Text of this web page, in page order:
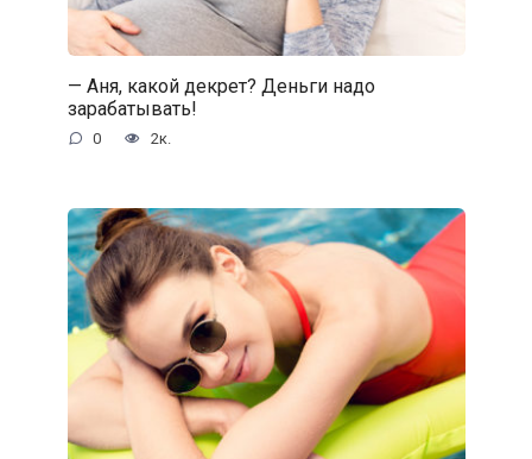
— Аня, какой декрет? Деньги надо
зарабатывать!
0 2к.